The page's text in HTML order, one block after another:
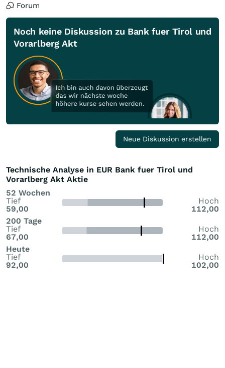
Forum
Noch keine Diskussion zu Bank fuer Tirol und
Vorarlberg Akt
Neue Diskussion erstellen
Technische Analyse in EUR Bank fuer Tirol und
Vorarlberg Akt Aktie
52 Wochen
Tief
59,00
Hoch
112,00
200 Tage
Tief
67,00
Hoch
112,00
Heute
Tief
92,00
Hoch
102,00